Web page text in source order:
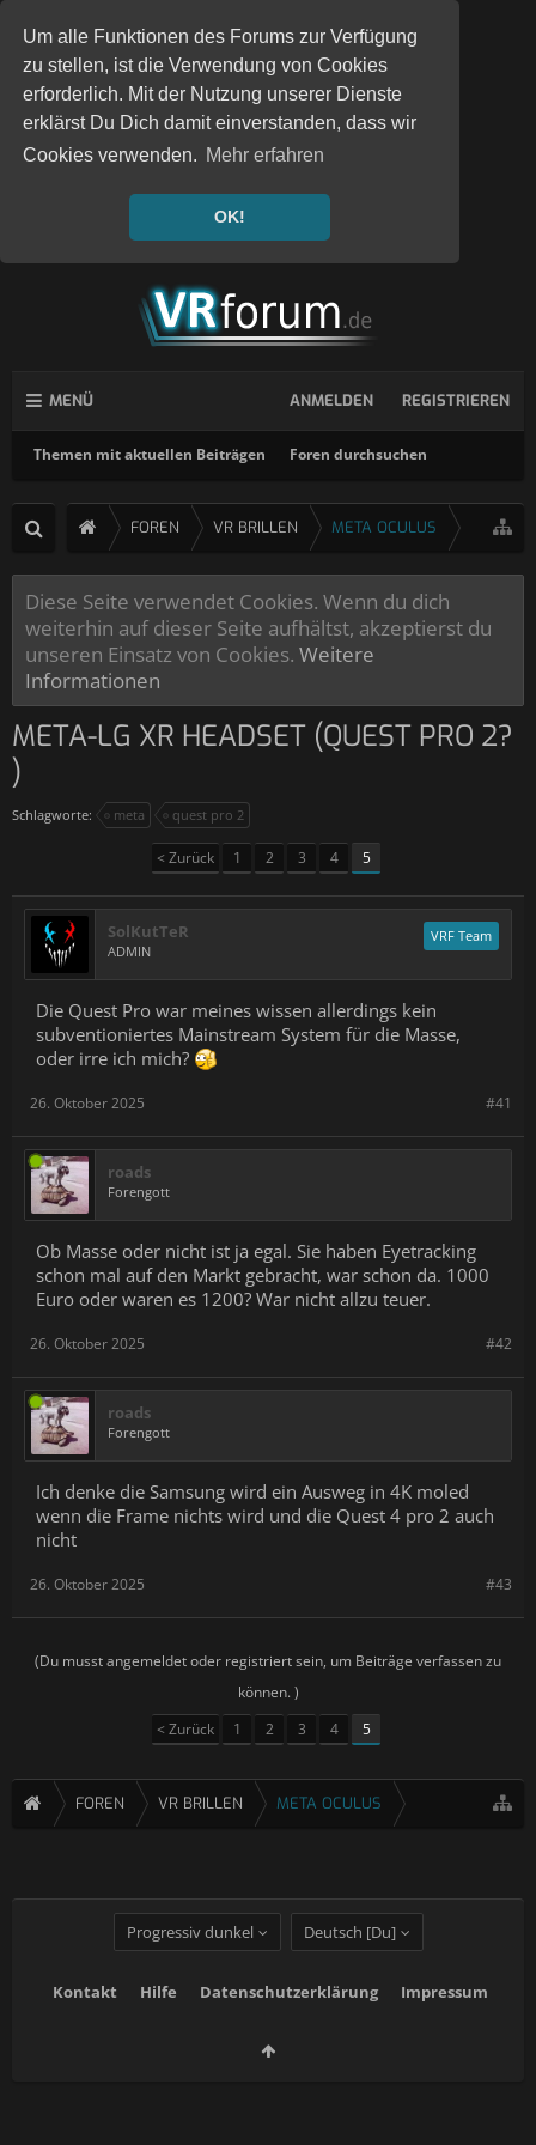
Um alle Funktionen des Forums zur Verfügung
zu stellen, ist die Verwendung von Cookies
erforderlich. Mit der Nutzung unserer Dienste
erklärst Du Dich damit einverstanden, dass wir
Cookies verwenden. Mehr erfahren
OK!
MENÜ
Themen mit aktuellen Beiträgen Foren durchsuchen
ANMELDEN REGISTRIEREN
FOREN VR BRILLEN META OCULUS
Diese Seite verwendet Cookies. Wenn du dich
weiterhin auf dieser Seite aufhältst, akzeptierst du
unseren Einsatz von Cookies. Weitere
Informationen
META-LG XR HEADSET (QUEST PRO 2?
)
Schlagworte: meta quest pro 2
< Zurück 1 2 3 4 5
SolKutTeR
ADMIN
VRF Team
Die Quest Pro war meines wissen allerdings kein
subventioniertes Mainstream System für die Masse,
oder irre ich mich?
#41
26. Oktober 2025
roads
Forengott
Ob Masse oder nicht ist ja egal. Sie haben Eyetracking
schon mal auf den Markt gebracht, war schon da. 1000
Euro oder waren es 1200? War nicht allzu teuer.
#42
26. Oktober 2025
roads
Forengott
Ich denke die Samsung wird ein Ausweg in 4K moled
wenn die Frame nichts wird und die Quest 4 pro 2 auch
nicht
#43
26. Oktober 2025
(Du musst angemeldet oder registriert sein, um Beiträge verfassen zu
können. )
< Zurück
1 2 3 4 5
FOREN VR BRILLEN META OCULUS
Progressiv dunkel Deutsch [Du]
Kontakt Hilfe Datenschutzerklärung Impressum